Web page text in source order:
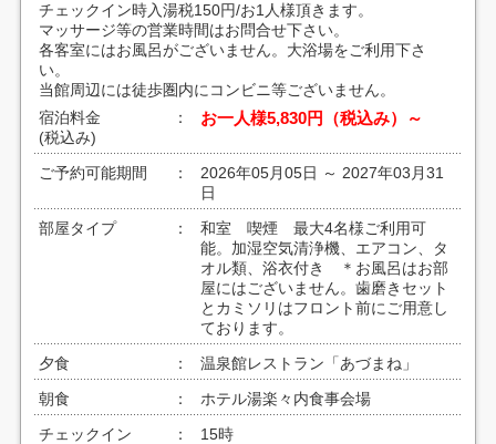
チェックイン時入湯税150円/お1人様頂きます。
マッサージ等の営業時間はお問合せ下さい。
各客室にはお風呂がございません。大浴場をご利用下さ
い。
当館周辺には徒歩圏内にコンビニ等ございません。
宿泊料金
(税込み)
： お一人様5,830円（税込み）～
ご予約可能期間 ：
2026年05月05日 ～ 2027年03月31
日
部屋タイプ
：
和室 喫煙 最大4名様ご利用可
能。加湿空気清浄機、エアコン、タ
オル類、浴衣付き ＊お風呂はお部
屋にはございません。歯磨きセット
とカミソリはフロント前にご用意し
ております。
夕食
：
温泉館レストラン「あづまね」
朝食
：
ホテル湯楽々内食事会場
チェックイン
：
15時